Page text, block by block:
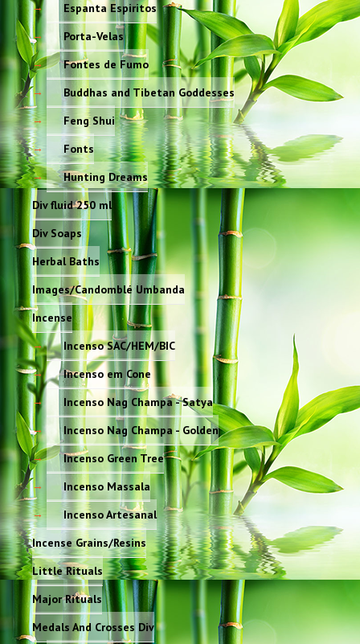
Espanta Espiritos
Porta-Velas
Fontes de Fumo
Buddhas and Tibetan Goddesses
Feng Shui
Fonts
Hunting Dreams
Div fluid 250 ml
Div Soaps
Herbal Baths
Images/Candomblé Umbanda
Incense
Incenso SAC/HEM/BIC
Incenso em Cone
Incenso Nag Champa - Satya
Incenso Nag Champa - Golden
Incenso Green Tree
Incenso Massala
Incenso Artesanal
Incense Grains/Resins
Little Rituals
Major Rituals
Medals And Crosses Div